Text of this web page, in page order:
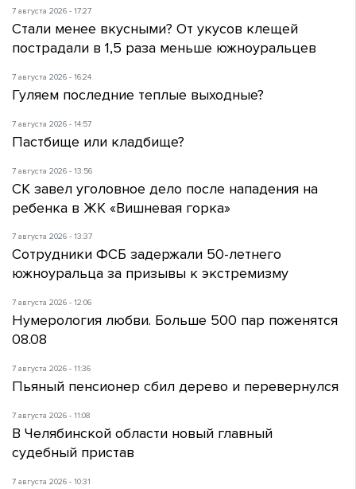
7 августа 2026 - 17:27
Стали менее вкусными? От укусов клещей
пострадали в 1,5 раза меньше южноуральцев
7 августа 2026 - 16:24
Гуляем последние теплые выходные?
7 августа 2026 - 14:57
Пастбище или кладбище?
7 августа 2026 - 13:56
СК завел уголовное дело после нападения на
ребенка в ЖК «Вишневая горка»
7 августа 2026 - 13:37
Сотрудники ФСБ задержали 50-летнего
южноуральца за призывы к экстремизму
7 августа 2026 - 12:06
Нумерология любви. Больше 500 пар поженятся
08.08
7 августа 2026 - 11:36
Пьяный пенсионер сбил дерево и перевернулся
7 августа 2026 - 11:08
В Челябинской области новый главный
судебный пристав
7 августа 2026 - 10:31